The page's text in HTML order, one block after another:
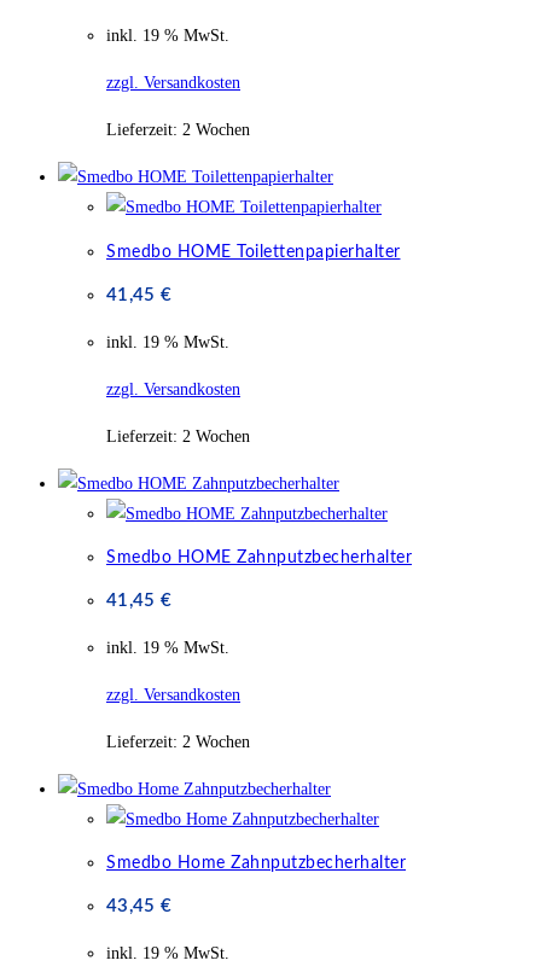
inkl. 19 % MwSt.
zzgl. Versandkosten
Lieferzeit: 2 Wochen
Smedbo HOME Toilettenpapierhalter
41,45 €
inkl. 19 % MwSt.
zzgl. Versandkosten
Lieferzeit: 2 Wochen
Smedbo HOME Zahnputzbecherhalter
41,45 €
inkl. 19 % MwSt.
zzgl. Versandkosten
Lieferzeit: 2 Wochen
Smedbo Home Zahnputzbecherhalter
43,45 €
inkl. 19 % MwSt.